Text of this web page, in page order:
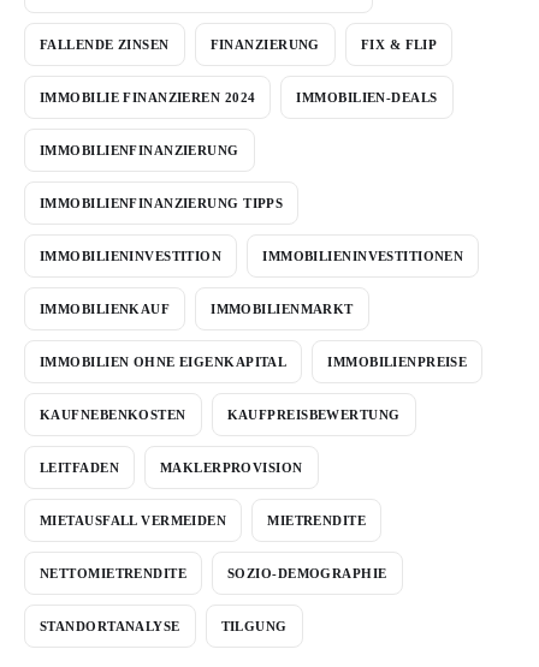
FALLENDE ZINSEN FINANZIERUNG FIX & FLIP
IMMOBILIE FINANZIEREN 2024 IMMOBILIEN-DEALS
IMMOBILIENFINANZIERUNG
IMMOBILIENFINANZIERUNG TIPPS
IMMOBILIENINVESTITION IMMOBILIENINVESTITIONEN
IMMOBILIENKAUF IMMOBILIENMARKT
IMMOBILIEN OHNE EIGENKAPITAL IMMOBILIENPREISE
KAUFNEBENKOSTEN KAUFPREISBEWERTUNG
LEITFADEN MAKLERPROVISION
MIETAUSFALL VERMEIDEN MIETRENDITE
NETTOMIETRENDITE SOZIO-DEMOGRAPHIE
STANDORTANALYSE TILGUNG